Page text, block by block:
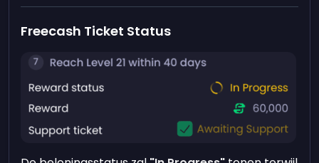
Freecash Ticket Status